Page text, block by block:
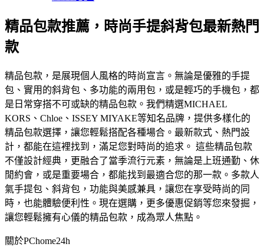
精品包款推薦，時尚手提斜背包最新熱門
款
精品包款，是展現個人風格的時尚宣言。無論是優雅的手提
包、實用的斜背包、多功能的兩用包，或是輕巧的手機包，都
是日常穿搭不可或缺的精品包款。我們精選MICHAEL
KORS、Chloe、ISSEY MIYAKE等知名品牌，提供多樣化的
精品包款選擇，讓您輕鬆搭配各種場合。最新款式、熱門設
計，都能在這裡找到，滿足您對時尚的追求。 這些精品包款
不僅設計經典，更融合了當季流行元素，無論是上班通勤、休
閒約會，或是重要場合，都能找到最適合您的那一款。多款人
氣手提包、斜背包，功能與美感兼具，讓您在享受時尚的同
時，也能體驗便利性。現在選購，更多優惠促銷等您來發掘，
讓您輕鬆擁有心儀的精品包款，成為眾人焦點。
關於PChome24h